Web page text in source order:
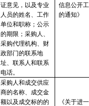
证意见，以及专业
人员的姓名、工作
单位和职称；公示
的期限；采购人、
采购代理机构、财
政部门的联系地
址、联系人和联系
电话。
信息公开
的通知》
采购人和成交供应
商的名称、成交金
额以及成交标的的
《关于进